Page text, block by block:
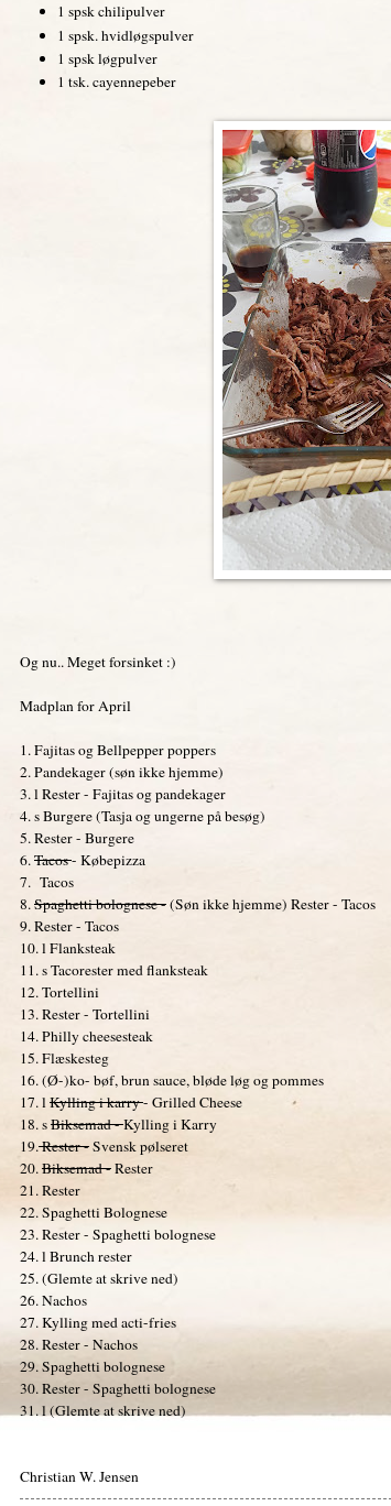
1 spsk chilipulver
1 spsk. hvidløgspulver
1 spsk løgpulver
1 tsk. cayennepeber
Og nu.. Meget forsinket :)
Madplan for April
1. Fajitas og Bellpepper poppers
2. Pandekager (søn ikke hjemme)
3. l Rester - Fajitas og pandekager
4. s Burgere (Tasja og ungerne på besøg)
5. Rester - Burgere
6.Tacos- Købepizza
7. Tacos
8.Spaghetti bolognese -(Søn ikke hjemme) Rester - Tacos
9. Rester - Tacos
10. l Flanksteak
11. s Tacorester med flanksteak
12. Tortellini
13. Rester - Tortellini
14. Philly cheesesteak
15. Flæskesteg
16. (Ø-)ko- bøf, brun sauce, bløde løg og pommes
17. lKylling i karry- Grilled Cheese
18. sBiksemad -Kylling i Karry
19.Rester -Svensk pølseret
20.Biksemad -Rester
21. Rester
22. Spaghetti Bolognese
23. Rester - Spaghetti bolognese
24. l Brunch rester
25. (Glemte at skrive ned)
26. Nachos
27. Kylling med acti-fries
28. Rester - Nachos
29. Spaghetti bolognese
30. Rester - Spaghetti bolognese
31. l (Glemte at skrive ned)
Christian W. Jensen